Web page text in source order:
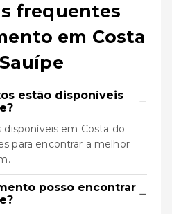
frequentes
em Costa
estão disponíveis
−
em Costa do
para encontrar a melhor
posso encontrar −